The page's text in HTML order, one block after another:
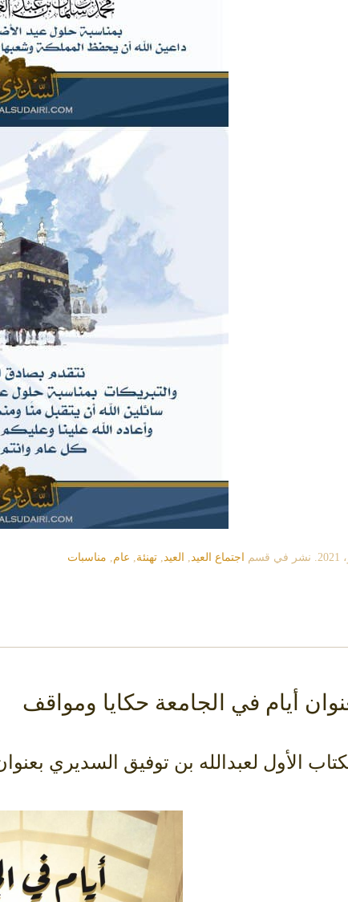
. نشر في قسم اجتماع العيد, العيد, تهنئة, عام, مناسبات
أيام في الجامعة حكايا ومواقف
الأول لعبدالله بن توفيق السديري